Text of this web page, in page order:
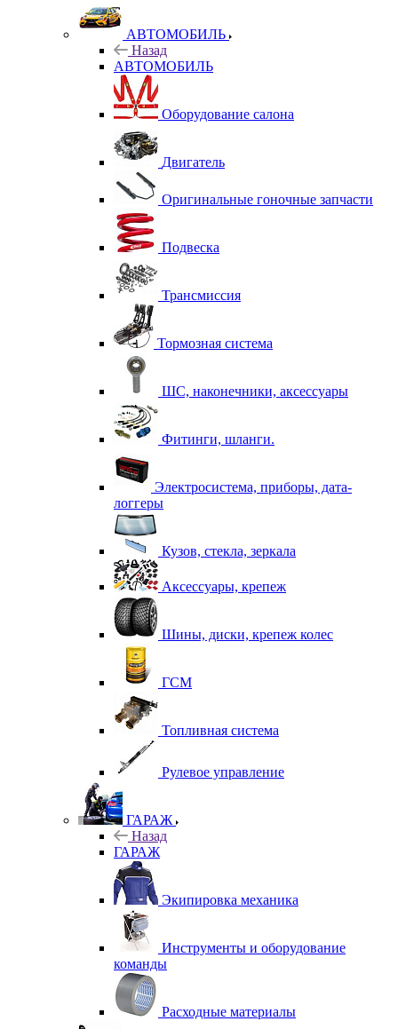
АВТОМОБИЛЬ
Назад
АВТОМОБИЛЬ
Оборудование салона
Двигатель
Оригинальные гоночные запчасти
Подвеска
Трансмиссия
Тормозная система
ШС, наконечники, аксессуары
Фитинги, шланги.
Электросистема, приборы, дата-
логгеры
Кузов, стекла, зеркала
Аксессуары, крепеж
Шины, диски, крепеж колес
ГСМ
Топливная система
Рулевое управление
ГАРАЖ
Назад
ГАРАЖ
Экипировка механика
Инструменты и оборудование
команды
Расходные материалы